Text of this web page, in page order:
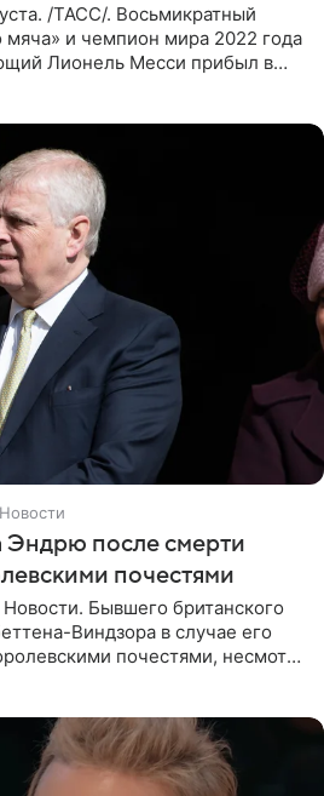
/ТАСС/. Восьмикратный
мяча» и чемпион мира 2022 года
Лионель Месси прибыл в
после смерти
почестями
Бывшего британского
Виндзора в случае его
почестями, несмотря